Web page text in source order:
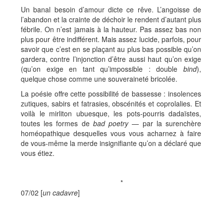
Un banal besoin d’amour dicte ce rêve. L’angoisse de
l’abandon et la crainte de déchoir le rendent d’autant plus
fébrile. On n’est jamais à la hauteur. Pas assez bas non
plus pour être indifférent. Mais assez lucide, parfois, pour
savoir que c’est en se plaçant au plus bas possible qu’on
gardera, contre l’injonction d’être aussi haut qu’on exige
(qu’on exige en tant qu’impossible : double bind),
quelque chose comme une souveraineté bricolée.
La poésie offre cette possibilité de bassesse : insolences
zutiques, sabirs et fatrasies, obscénités et coprolalies. Et
voilà le mirliton ubuesque, les pots-pourris dadaïstes,
toutes les formes de bad poetry— par la surenchère
homéopathique desquelles vous vous acharnez à faire
de vous-même la merde insignifiante qu’on a déclaré que
vous étiez.
*
07/02 [un cadavre]